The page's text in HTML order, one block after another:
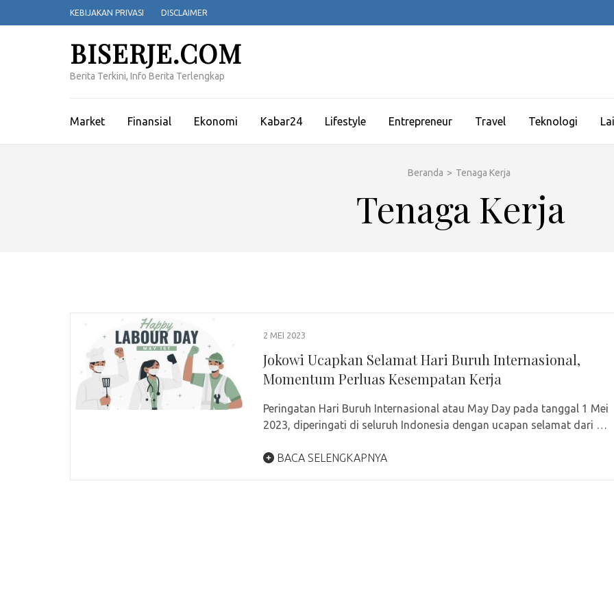
ke
KEBIJAKAN PRIVASI DISCLAIMER
BISERJE.COM
Berita Terkini, Info Berita Terlengkap
Market Finansial Ekonomi Kabar24 Lifestyle Entrepreneur Travel Teknologi
Beranda > Tenaga Kerja
Tenaga Kerja
2 MEI 2023
Jokowi Ucapkan Selamat Hari Buruh Internasional,
Momentum Perluas Kesempatan Kerja
Peringatan Hari Buruh Internasional atau May Day pada tanggal 1 Mei
2023, diperingati di seluruh Indonesia dengan ucapan selamat dari …
BACA SELENGKAPNYA